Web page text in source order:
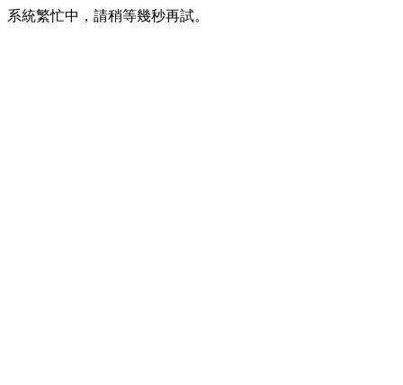
系統繁忙中，請稍等幾秒再試。